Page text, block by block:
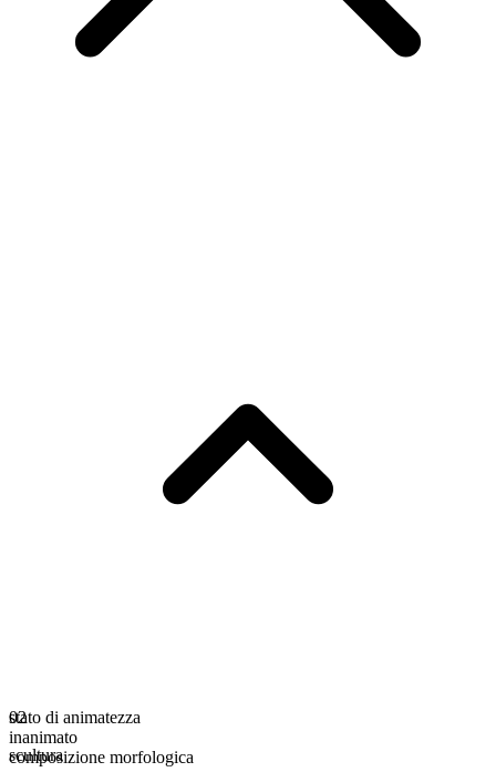
stato di animatezza
inanimato
composizione morfologica
02
scultura